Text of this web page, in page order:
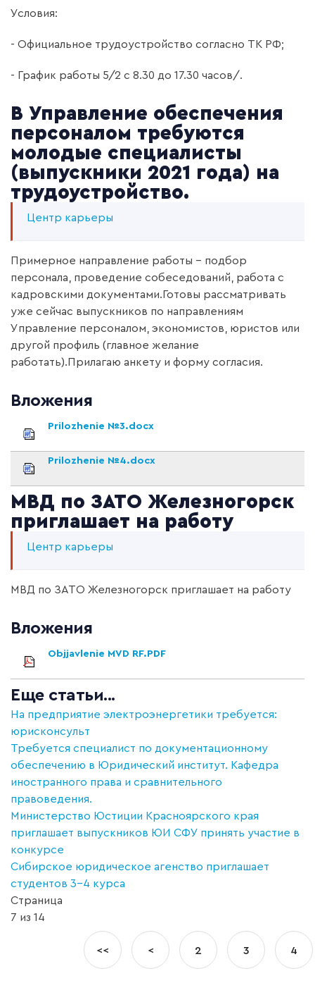
Условия:
- Официальное трудоустройство согласно ТК РФ;
- График работы 5/2 с 8.30 до 17.30 часов/.
В Управление обеспечения
персоналом требуются
молодые специалисты
(выпускники 2021 года) на
трудоустройство.
Центр карьеры
Примерное направление работы – подбор
персонала, проведение собеседований, работа с
кадровскими документами. Готовы рассматривать
уже сейчас выпускников по направлениям
Управление персоналом, экономистов, юристов или
другой профиль (главное желание
работать). Прилагаю анкету и форму согласия.
Вложения
Prilozhenie №3.docx
Prilozhenie №4.docx
МВД по ЗАТО Железногорск
приглашает на работу
Центр карьеры
МВД по ЗАТО Железногорск приглашает на работу
Вложения
Objjavlenie MVD RF.PDF
Еще статьи...
На предприятие электроэнергетики требуется:
юрисконсульт
Требуется специалист по документационному
обеспечению в Юридический институт. Кафедра
иностранного права и сравнительного
правоведения.
Министерство Юстиции Красноярского края
приглашает выпускников ЮИ СФУ принять участие в
конкурсе
Сибирское юридическое агенство приглашает
студентов 3-4 курса
Страница
7 из 14
<< < 2 3 4